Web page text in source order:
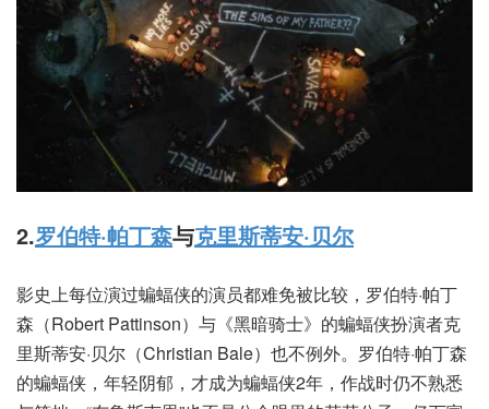
2.罗伯特·帕丁森与克里斯蒂安·贝尔
影史上每位演过蝙蝠侠的演员都难免被比较，罗伯特·帕丁
森（Robert Pattinson）与《黑暗骑士》的蝙蝠侠扮演者克
里斯蒂安·贝尔（Christian Bale）也不例外。罗伯特·帕丁森
的蝙蝠侠，年轻阴郁，才成为蝙蝠侠2年，作战时仍不熟悉